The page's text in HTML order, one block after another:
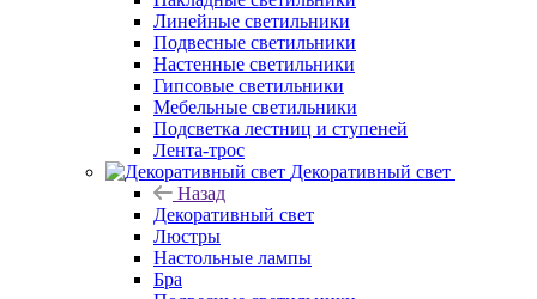
Линейные светильники
Подвесные светильники
Настенные светильники
Гипсовые светильники
Мебельные светильники
Подсветка лестниц и ступеней
Лента-трос
Декоративный свет
Назад
Декоративный свет
Люстры
Настольные лампы
Бра